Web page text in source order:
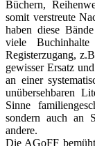
Büchern,
somit verstreute
haben diese
viele
Registerzugang,
gewisser Ersatz
an einer
unübersehbaren
Sinne
sondern auch an
andere.
Die AGoFF